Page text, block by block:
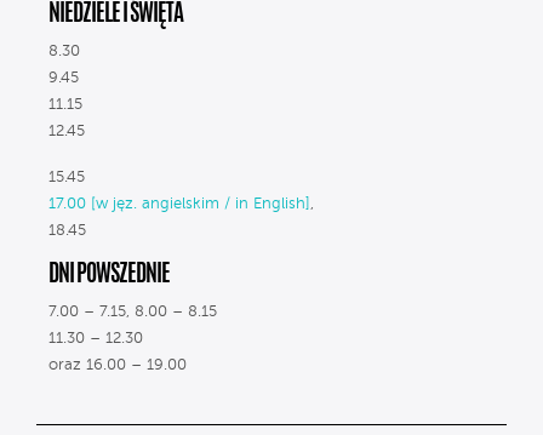
NIEDZIELE I ŚWIĘTA
8.30
9.45
11.15
12.45
15.45
17.00 [w jęz. angielskim / in English] ,
18.45
DNI POWSZEDNIE
7.00 – 7.15, 8.00 – 8.15
11.30 – 12.30
oraz 16.00 – 19.00